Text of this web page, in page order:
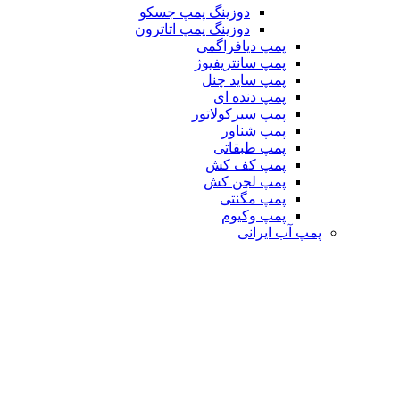
دوزینگ پمپ جسکو
دوزینگ پمپ اتاترون
پمپ دیافراگمی
پمپ سانتریفیوژ
پمپ ساید چنل
پمپ دنده ای
پمپ سیرکولاتور
پمپ شناور
پمپ طبقاتی
پمپ کف کش
پمپ لجن کش
پمپ مگنتی
پمپ وکیوم
پمپ آب ایرانی